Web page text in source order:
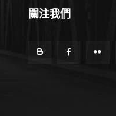
關注我們